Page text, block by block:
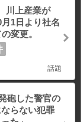
川上産業が
月1日より社名
変更。
話題
砲した警官の
らない犯罪